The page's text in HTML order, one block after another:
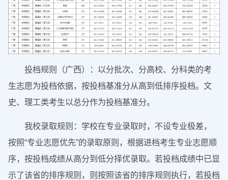
投档规则（广西）：以分批次、分高校、分科类的考
生志愿为投档依据，按投档基准分从高到低排序投档。文
史、理工类考生以总分作为投档基准分。
我校录取规则：学校在专业录取时，不设专业极差，
按照“专业志愿优先”的录取原则，根据进档考生专业志愿顺
序，按投档成绩从高分到低分择优录取。若投档成绩中已显
示了该省的排序规则，则按照该省的排序规则执行，若投档